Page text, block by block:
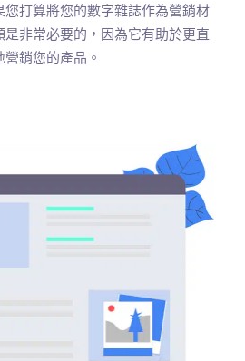
打算將您的數字雜誌作為營銷材
非常必要的，因為它有助於更直
銷您的產品。